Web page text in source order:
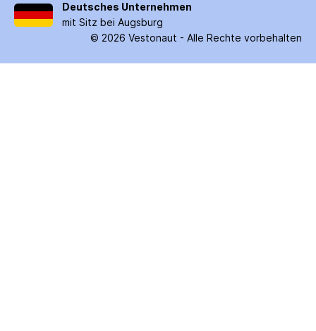
Deutsches Unternehmen
mit Sitz bei Augsburg
© 2026 Vestonaut - Alle Rechte vorbehalten